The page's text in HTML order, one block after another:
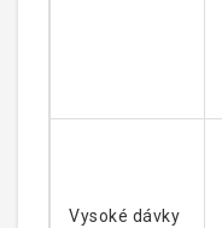
Vysoké dávky